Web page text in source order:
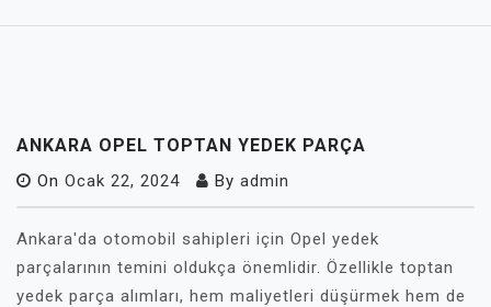
ANKARA OPEL TOPTAN YEDEK PARÇA
On Ocak 22, 2024 By admin
Ankara'da otomobil sahipleri için Opel yedek
parçalarının temini oldukça önemlidir. Özellikle toptan
yedek parça alımları, hem maliyetleri düşürmek hem de